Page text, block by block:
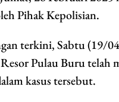
Pihak Kepolisian.
terkini, Sabtu (19/
Pulau Buru telah
kasus tersebut.